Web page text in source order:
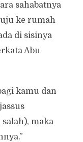
sahabatnya
ke rumah
di sisinya
Abu
kamu dan
maka